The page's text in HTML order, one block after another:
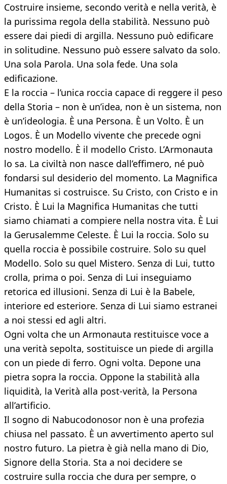
Costruire insieme, secondo verità e nella verità, è
la purissima regola della stabilità. Nessuno può
essere dai piedi di argilla. Nessuno può edificare
in solitudine. Nessuno può essere salvato da solo.
Una sola Parola. Una sola fede. Una sola
edificazione.
E la roccia – l’unica roccia capace di reggere il peso
della Storia – non è un’idea, non è un sistema, non
è un’ideologia. È una Persona. È un Volto. È un
Logos. È un Modello vivente che precede ogni
nostro modello. È il modello Cristo. L’Armonauta
lo sa. La civiltà non nasce dall’effimero, né può
fondarsi sul desiderio del momento. La Magnifica
Humanitas si costruisce. Su Cristo, con Cristo e in
Cristo. È Lui la Magnifica Humanitas che tutti
siamo chiamati a compiere nella nostra vita. È Lui
la Gerusalemme Celeste. È Lui la roccia. Solo su
quella roccia è possibile costruire. Solo su quel
Modello. Solo su quel Mistero. Senza di Lui, tutto
crolla, prima o poi. Senza di Lui inseguiamo
retorica ed illusioni. Senza di Lui è la Babele,
interiore ed esteriore. Senza di Lui siamo estranei
a noi stessi ed agli altri.
Ogni volta che un Armonauta restituisce voce a
una verità sepolta, sostituisce un piede di argilla
con un piede di ferro. Ogni volta. Depone una
pietra sopra la roccia. Oppone la stabilità alla
liquidità, la Verità alla post-verità, la Persona
all’artificio.
Il sogno di Nabucodonosor non è una profezia
chiusa nel passato. È un avvertimento aperto sul
nostro futuro. La pietra è già nella mano di Dio,
Signore della Storia. Sta a noi decidere se
costruire sulla roccia che dura per sempre, o